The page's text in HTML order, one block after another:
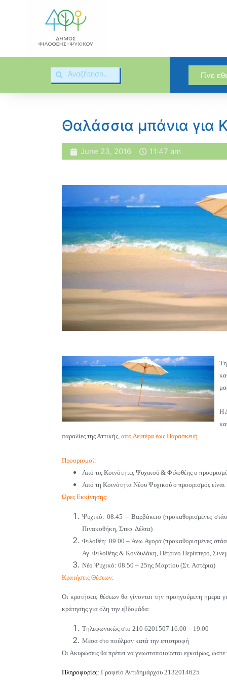
Γίνε
Θαλάσσια μπάνια για
June 23, 2016 11:47 am
Η
παραλίες της Αττικής, από Δευτέρα έως Παρασκευή.
Προορισμοί:
Από τις Κοινότητες Ψυχικού & Φιλοθέης ο
Από τη Κοινότητα Νέου Ψυχικού ο προορισμός
Ώρες Εκκίνησης:
Ψυχικό: 08.45 – Βαρβάκειο (προκαθορισμένες
Πινακοθήκη, Στεφ. Δέλτα)
Φιλοθέη: 09.00 – Άνω Αγορά (προκαθορισμένες
Αγ. Φιλοθέης & Κονδυλάκη, Πέτρινο Περίπτερο,
Νέο Ψυχικό: 08.50 – 25ης Μαρτίου (Στ. Αστέρια)
Κρατήσεις Θέσεων:
Οι κρατήσεις θέσεων θα γίνονται την προηγούμενη ημέρα
κράτησης για όλη την εβδομάδα:
Τηλεφωνικώς στο 210 6201507 16.00 – 19.00
Μέσα στο πούλμαν κατά την επιστροφή
Οι Ακυρώσεις θα πρέπει να γνωστοποιούνται εγκαίρως, ώστε
Πληροφορίες: Γραφείο Αντιδημάρχου 2132014625